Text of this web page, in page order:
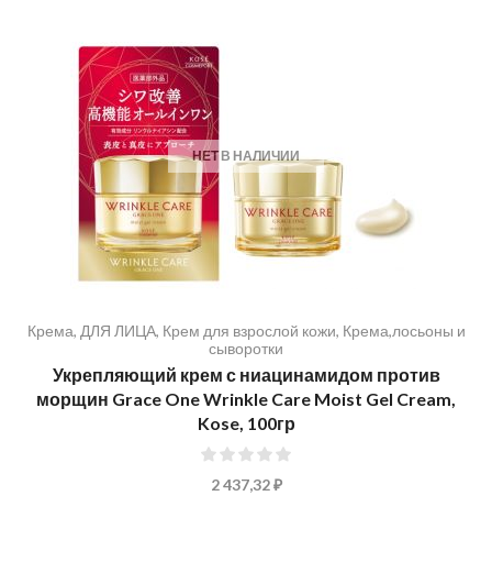
НЕТ В НАЛИЧИИ
Крема, ДЛЯ ЛИЦА, Крем для взрослой кожи, Крема,лосьоны и
сыворотки
Укрепляющий крем с ниацинамидом против
морщин Grace One Wrinkle Care Moist Gel Cream,
Kose, 100гр
2 437,32 ₽